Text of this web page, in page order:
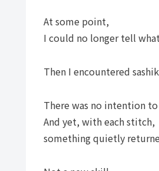
At some point,
I could no longer tell
Then I encountered
There was no intention
And yet, with each stitch,
something quietly